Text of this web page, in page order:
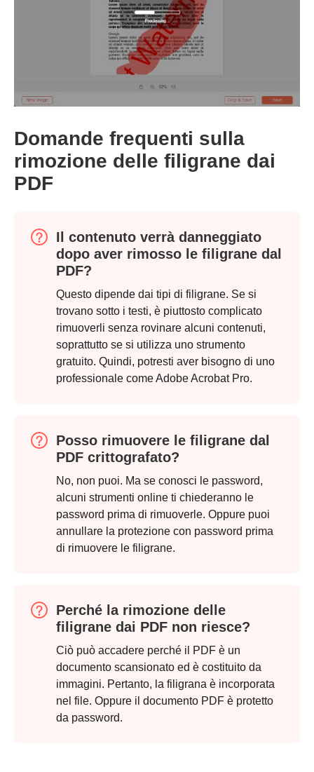
Passo 1.
Passo 2.
Domande frequenti sulla
rimozione delle filigrane dai
PDF
Il contenuto verrà danneggiato
dopo aver rimosso le filigrane dal
PDF?
Questo dipende dai tipi di filigrane. Se si
trovano sotto i testi, è piuttosto complicato
rimuoverli senza rovinare alcuni contenuti,
soprattutto se si utilizza uno strumento
gratuito. Quindi, potresti aver bisogno di uno
professionale come Adobe Acrobat Pro.
Posso rimuovere le filigrane dal
PDF crittografato?
No, non puoi. Ma se conosci le password,
alcuni strumenti online ti chiederanno le
password prima di rimuoverle. Oppure puoi
annullare la protezione con password prima
di rimuovere le filigrane.
Perché la rimozione delle
filigrane dai PDF non riesce?
Ciò può accadere perché il PDF è un
documento scansionato ed è costituito da
immagini. Pertanto, la filigrana è incorporata
nel file. Oppure il documento PDF è protetto
da password.